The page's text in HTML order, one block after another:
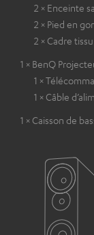
2 × Enceinte
2 × Pied en
2 × Cadre
1 × BenQ
1 ×
1 × Câble
1 × Caisson de